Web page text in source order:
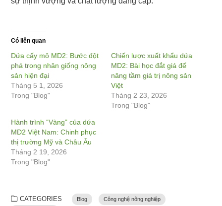
Có liên quan
Dứa cấy mô MD2: Bước đột
phá trong nhân giống nông
sản hiện đại
Tháng 5 1, 2026
Trong "Blog"
Chiến lược xuất khẩu dứa
MD2: Bài học đắt giá để
nâng tầm giá trị nông sản
Việt
Tháng 2 23, 2026
Trong "Blog"
Hành trình “Vàng” của dứa
MD2 Việt Nam: Chinh phục
thị trường Mỹ và Châu Âu
Tháng 2 19, 2026
Trong "Blog"
CATEGORIES Blog
Công nghệ nông nghiệp